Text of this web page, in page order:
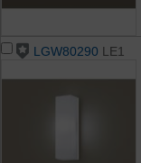
LGW80290 LE1